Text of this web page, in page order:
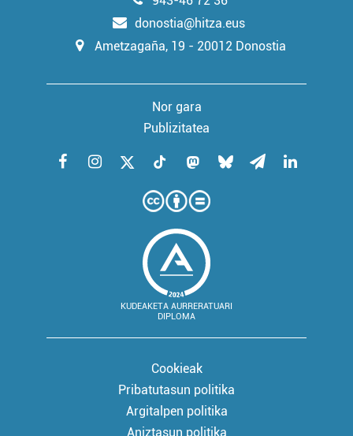
donostia@hitza.eus
Ametzagaña, 19 - 20012 Donostia
Nor gara
Publizitatea
KUDEAKETA AURRERATUARI
DIPLOMA
Cookieak
Pribatutasun politika
Argitalpen politika
Aniztasun politika